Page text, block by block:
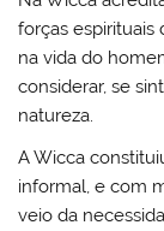
forças espirituais
na vida do
considerar, se
natureza.
A Wicca
informal, e com
veio da